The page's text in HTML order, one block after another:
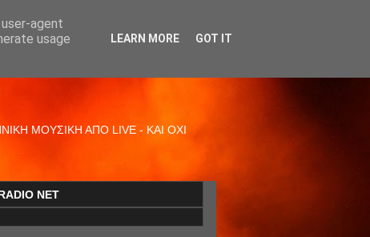
ΜΟΥΣΙΚΗ ΑΠΟ LIVE - ΚΑΙ ΟΧΙ
NET
agent
usage
LEARN MORE GOT IT